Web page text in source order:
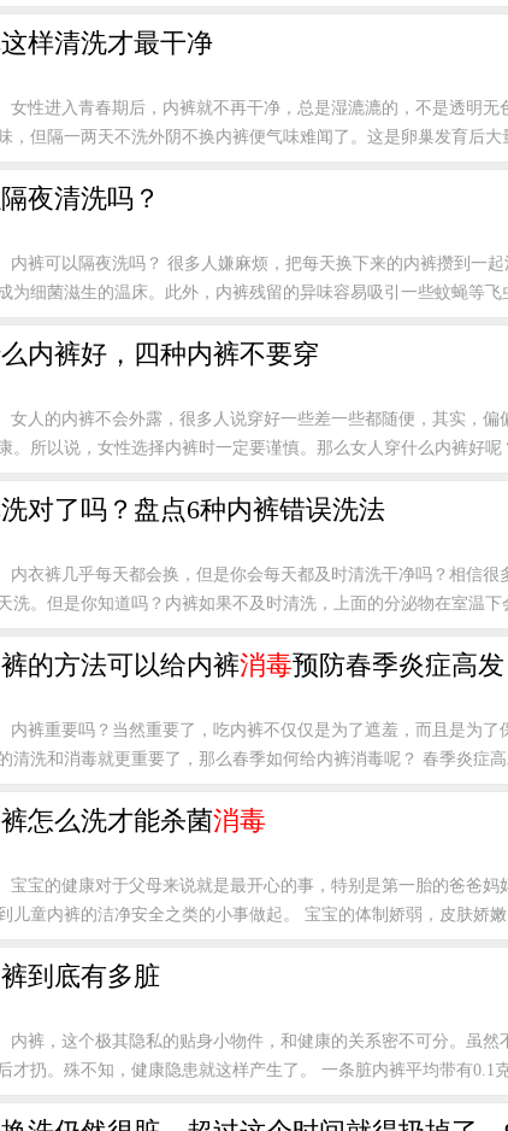
样清洗才最干净
女性进入青春期后，内裤就不再干净，总是湿漉漉的，不是透明
，但隔一两天不洗外阴不换内裤便气味难闻了。这是卵巢发育后
夜清洗吗？
内裤可以隔夜洗吗？ 很多人嫌麻烦，把每天换下来的内裤攒到一
为细菌滋生的温床。此外，内裤残留的异味容易吸引一些蚊蝇等飞
内裤好，四种内裤不要穿
女人的内裤不会外露，很多人说穿好一些差一些都随便，其实，
。所以说，女性选择内裤时一定要谨慎。那么女人穿什么内裤好
对了吗？盘点6种内裤错误洗法
内衣裤几乎每天都会换，但是你会每天都及时清洗干净吗？相信
洗。但是你知道吗？内裤如果不及时清洗，上面的分泌物在室温
的方法可以给内裤消毒预防春季炎症高发
内裤重要吗？当然重要了，吃内裤不仅仅是为了遮羞，而且是为
清洗和消毒就更重要了，那么春季如何给内裤消毒呢？ 春季炎症
怎么洗才能杀菌消毒
宝宝的健康对于父母来说就是最开心的事，特别是第一胎的爸爸
儿童内裤的洁净安全之类的小事做起。 宝宝的体制娇弱，皮肤娇
到底有多脏
内裤，这个极其隐私的贴身小物件，和健康的关系密不可分。虽
才扔。殊不知，健康隐患就这样产生了。 一条脏内裤平均带有0.1